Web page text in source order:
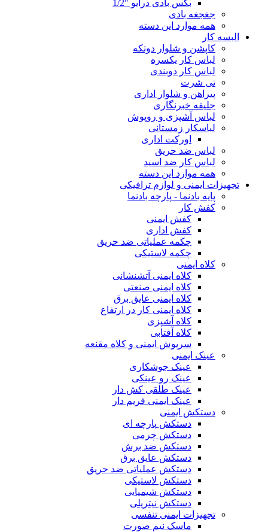
بکس بادی درایو "1/2
جغجغه بادی
همه موارد این دسته
البسه کار
کاپشن و شلوار دوتکه
لباس کار یکسره
لباس کار دوبندی
تی شرت
پیراهن و شلوار اداری
جلیقه خبرنگاری
لباس آشپزی و روپوش
لباسکار زمستانی
اورکت اداری
لباس ضد حریق
لباس کار ضد اسید
همه موارد این دسته
تجهیزات ایمنی و لوازم ترافیکی
پایه بادنما - پارچه بادنما
کفش کار
کفش ایمنی
کفش اداری
چکمه عملیاتی ضد حریق
چکمه لاستیکی
کلاه ایمنی
کلاه ایمنی آتشنشانی
کلاه ایمنی صنعتی
کلاه ایمنی عایق برق
کلاه ایمنی کار در ارتفاع
کلاه آشپزی
کلاه آفتابی
سرپوش ایمنی و کلاه مقنعه
عینک ایمنی
عینک جوشکاری
عینک رو عینکی
عینک طلقی کش دار
عینک ایمنی فریم دار
دستکش ایمنی
دستکش پارچه ای
دستکش چرمی
دستکش ضد برش
دستکش عایق برق
دستکش عملیاتی ضد حریق
دستکش لاستیکی
دستکش شیمیایی
دستکش نیتریلی
تجهیزات ایمنی تنفسی
ماسک نیم صورت